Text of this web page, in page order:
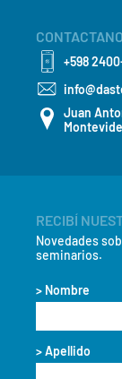
+598
Juan
RECIBÍ
Novedades
seminarios.
> Nombre
> Apellido